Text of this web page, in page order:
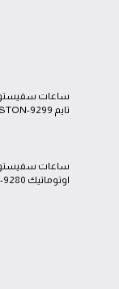
تايم SVESTON-9299
ساعات سفيستون
اوتوماتيك SV-9280